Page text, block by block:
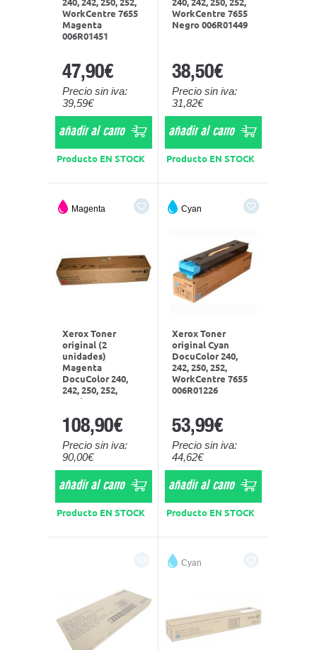
Producto EN STOCK
240, 242, 250, 252,
WorkCentre 7655
Magenta
006R01451
47,90€
Precio sin iva:
39,59€
añadir al carro
Producto EN STOCK
240, 242, 250, 252,
WorkCentre 7655
Negro 006R01449
38,50€
Precio sin iva:
31,82€
añadir al carro
Producto EN STOCK
Magenta
Xerox Toner
original (2
unidades)
Magenta
DocuColor 240,
242, 250, 252,
WorkCentre 7655
108,90€
Precio sin iva:
90,00€
añadir al carro
Producto EN STOCK
Cyan
Xerox Toner
original Cyan
DocuColor 240,
242, 250, 252,
WorkCentre 7655
006R01226
53,99€
Precio sin iva:
44,62€
añadir al carro
Cyan